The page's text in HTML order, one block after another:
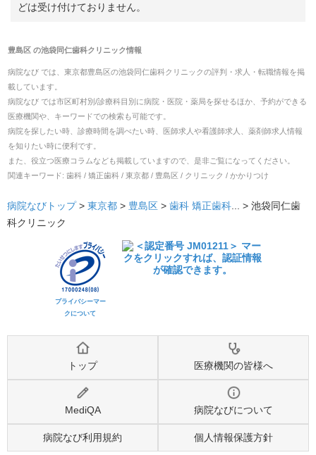
どは受け付けておりません。
豊島区の池袋同仁歯科クリニック情報
病院なび では、 東京都豊島区の池袋同仁歯科クリニックの評判・求人・転職情報を掲
載しています。
病院なび では市区町村別/診療科目別に病院・医院・薬局を探せるほか、予約ができる
医療機関や、キーワードでの検索も可能です。
病院を探したい時、診療時間を調べたい時、医師求人や看護師求人、薬剤師求人情報
を知りたい時に便利です。
また、役立つ医療コラムなども掲載していますので、是非ご覧になってください。
関連キーワード: 歯科 / 矯正歯科 / 東京都 / 豊島区 / クリニック / かかりつけ
病院なびトップ > 東京都 > 豊島区 > 歯科 矯正歯科... > 池袋同仁歯
科クリニック
プライバシーマー
クについて
トップ 医療機関の皆様へ
MediQA 病院なびについて
病院なび利用規約 個人情報保護方針